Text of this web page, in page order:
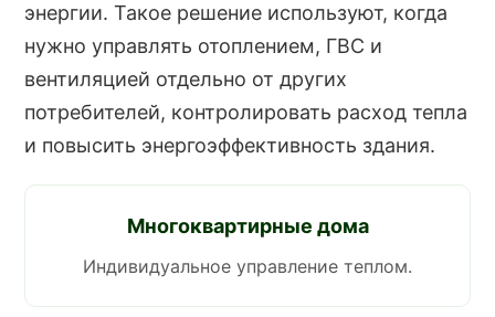
энергии. Такое решение используют, когда
нужно управлять отоплением, ГВС и
вентиляцией отдельно от других
потребителей, контролировать расход тепла
и повысить энергоэффективность здания.
Многоквартирные дома
Индивидуальное управление теплом.